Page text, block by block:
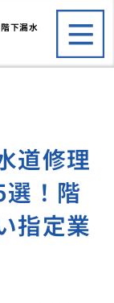
下漏水
道修理
！階
指定業